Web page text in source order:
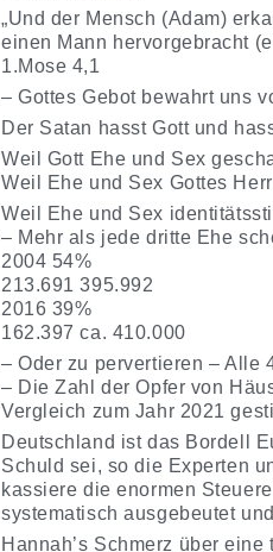
„Und der Mensch (Adam)
einen Mann hervorgebracht
1.Mose 4,1
– Gottes Gebot bewahrt uns
Der Satan hasst Gott und
Weil Gott Ehe und Sex
Weil Ehe und Sex Gottes
Weil Ehe und Sex
– Mehr als jede dritte Ehe
2004 54%
213.691 395.992
2016 39%
162.397 ca. 410.000
– Oder zu pervertieren – Alle
– Die Zahl der Opfer von
Vergleich zum Jahr 2021
Deutschland ist das Bordell
Schuld sei, so die Experten
kassiere die enormen
systematisch ausgebeutet
Hannah’s Schmerz über